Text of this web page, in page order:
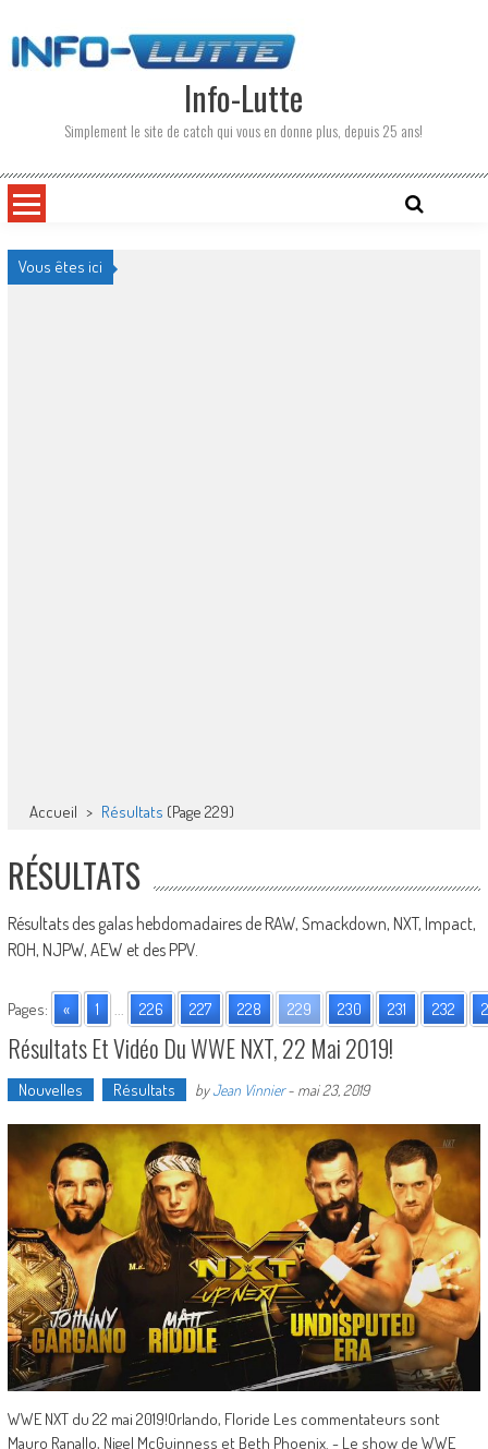
to
content
Info-Lutte
Simplement le site de catch qui vous en donne plus, depuis 25 ans!
Vous êtes ici
Accueil > Résultats (Page 229)
RÉSULTATS
Résultats des galas hebdomadaires de RAW, Smackdown, NXT, Impact,
ROH, NJPW, AEW et des PPV.
Pages: « 1 ... 226 227 228 229 230 231 232
Résultats Et Vidéo Du WWE NXT, 22 Mai 2019!
Nouvelles Résultats byJean Vinnier- mai 23, 2019
WWE NXT du 22 mai 2019!Orlando, Floride Les commentateurs sont
Mauro Ranallo, Nigel McGuinness et Beth Phoenix. - Le show de WWE